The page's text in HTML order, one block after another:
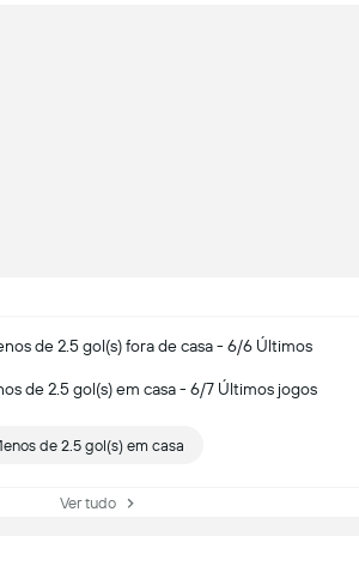
de 2.5 gol(s) fora de casa - 6/6 Últimos
de 2.5 gol(s) em casa - 6/7 Últimos jogos
de 2.5 gol(s) em casa
Ver tudo